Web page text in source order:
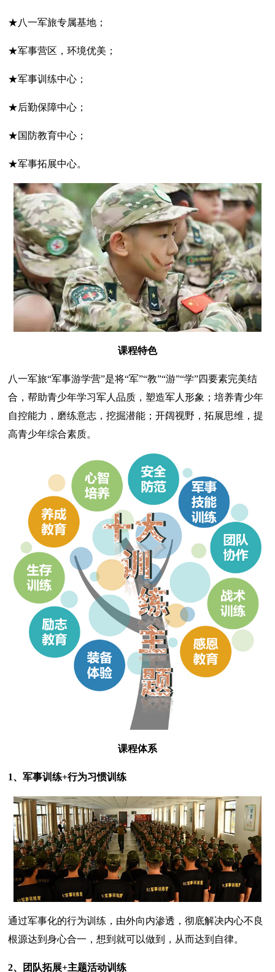
★八一军旅专属基地；
★军事营区，环境优美；
★军事训练中心；
★后勤保障中心；
★国防教育中心；
★军事拓展中心。
课程特色
八一军旅“军事游学营”是将“军”“教”“游”“学”四要素完美结
合，帮助青少年学习军人品质，塑造军人形象；培养青少年
自控能力，磨练意志，挖掘潜能；开阔视野，拓展思维，提
高青少年综合素质。
课程体系
1、军事训练+行为习惯训练
通过军事化的行为训练，由外向内渗透，彻底解决内心不良
根源达到身心合一，想到就可以做到，从而达到自律。
2、团队拓展+主题活动训练